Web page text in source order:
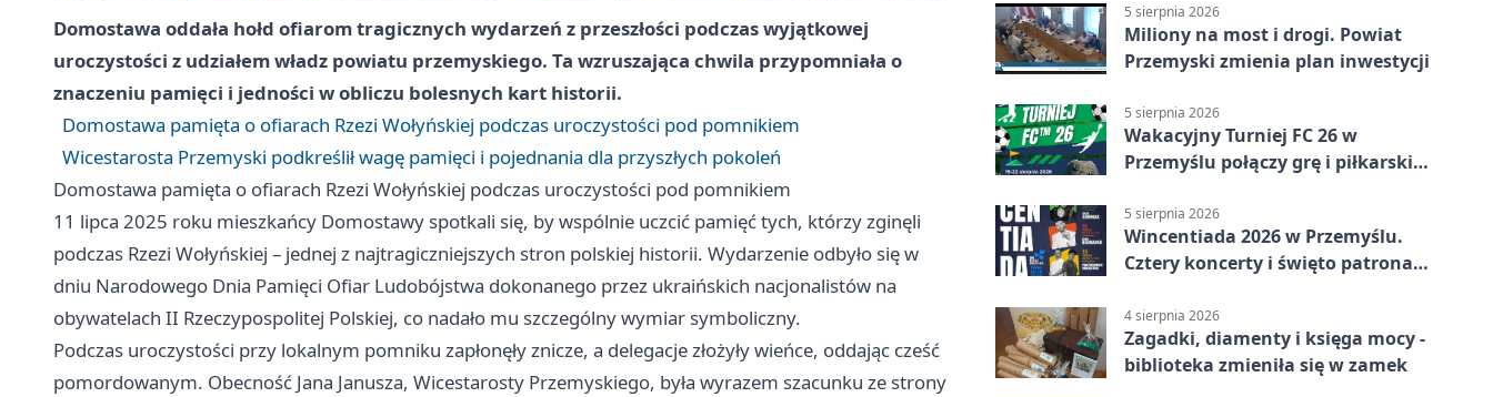
Domostawa oddała hołd ofiarom tragicznych wydarzeń z przeszłości podczas wyjątkowej
uroczystości z udziałem władz powiatu przemyskiego. Ta wzruszająca chwila przypomniała o
znaczeniu pamięci i jedności w obliczu bolesnych kart historii.
Domostawa pamięta o ofiarach Rzezi Wołyńskiej podczas uroczystości pod pomnikiem
Wicestarosta Przemyski podkreślił wagę pamięci i pojednania dla przyszłych pokoleń
Domostawa pamięta o ofiarach Rzezi Wołyńskiej podczas uroczystości pod pomnikiem
11 lipca 2025 roku mieszkańcy Domostawy spotkali się, by wspólnie uczcić pamięć tych, którzy zginęli
podczas Rzezi Wołyńskiej – jednej z najtragiczniejszych stron polskiej historii. Wydarzenie odbyło się w
dniu Narodowego Dnia Pamięci Ofiar Ludobójstwa dokonanego przez ukraińskich nacjonalistów na
obywatelach II Rzeczypospolitej Polskiej, co nadało mu szczególny wymiar symboliczny.
Podczas uroczystości przy lokalnym pomniku zapłonęły znicze, a delegacje złożyły wieńce, oddając cześć
pomordowanym. Obecność Jana Janusza, Wicestarosty Przemyskiego, była wyrazem szacunku ze strony
5 sierpnia 2026
Miliony na most i drogi. Powiat
Przemyski zmienia plan inwestycji
5 sierpnia 2026
Wakacyjny Turniej FC 26 w
Przemyślu połączy grę i piłkarski
5 sierpnia 2026
Wincentiada 2026 w Przemyślu.
Cztery koncerty i święto patrona
4 sierpnia 2026
Zagadki, diamenty i księga mocy -
biblioteka zmieniła się w zamek